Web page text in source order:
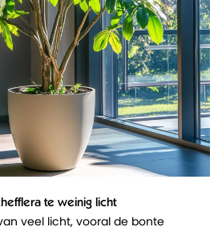
te weinig licht
veel licht, vooral de bonte